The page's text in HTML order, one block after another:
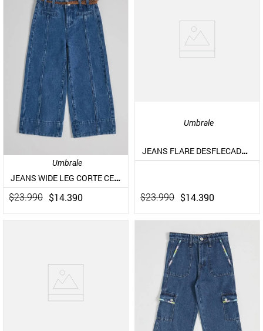
Umbrale
JEANS WIDE LEG CORTE CENTRAL Y CINTURÓN DE TRENZA
$23.990 $14.390
Umbrale
JEANS FLARE DESFLECADO CON CINTURÓN DE PAÑUELO
$23.990 $14.390